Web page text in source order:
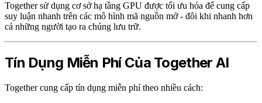
Together sử dụng cơ sở hạ tầng GPU được tối ưu hóa để cung cấp
suy luận nhanh trên các mô hình mã nguồn mở - đôi khi nhanh hơn
cả những người tạo ra chúng lưu trữ.
Tín Dụng Miễn Phí Của Together AI
Together cung cấp tín dụng miễn phí theo nhiều cách: